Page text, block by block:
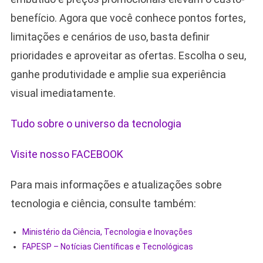
benefício. Agora que você conhece pontos fortes,
limitações e cenários de uso, basta definir
prioridades e aproveitar as ofertas. Escolha o seu,
ganhe produtividade e amplie sua experiência
visual imediatamente.
Tudo sobre o universo da tecnologia
Visite nosso FACEBOOK
Para mais informações e atualizações sobre
tecnologia e ciência, consulte também:
Ministério da Ciência, Tecnologia e Inovações
FAPESP – Notícias Científicas e Tecnológicas